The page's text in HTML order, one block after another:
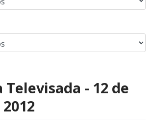
Televisada - 12 de